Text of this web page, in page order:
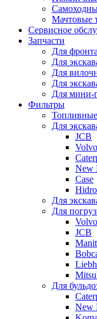
Мачтовые
Сервисное
Запчасти
Для
Для
Для
Для
Для мини-
Фильтры
Для
JCB
Volvo
New
Case
Для
Для
Volvo
JCB
Для
New